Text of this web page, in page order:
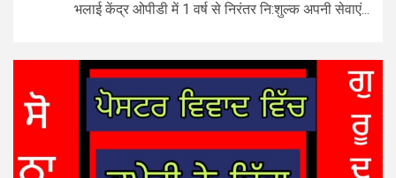
भलाई केंद्र ओपीडी में 1 वर्ष से निरंतर नि:शुल्क अपनी सेवाएं...